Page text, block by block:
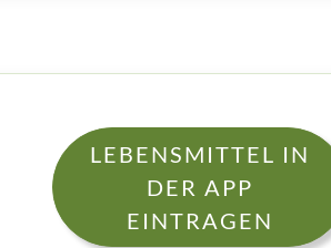
LEBENSMITTEL IN
DER APP
EINTRAGEN